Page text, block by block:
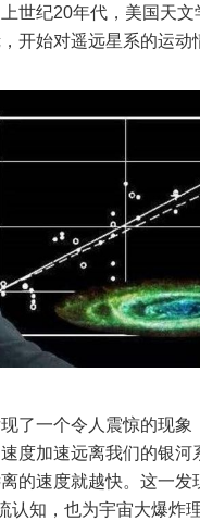
世纪20年代，美国天文
开始对遥远星系的运动
了一个令人震惊的现象
度加速远离我们的银河
的速度就越快。这一发
认知，也为宇宙大爆炸